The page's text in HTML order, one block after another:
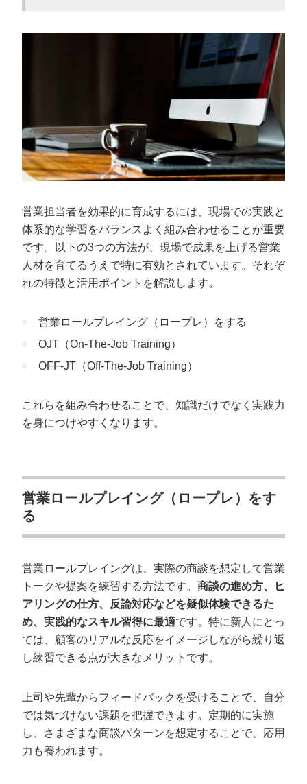
営業担当者を効果的に育成するには、現場での実践と
体系的な学習をバランスよく組み合わせることが重要
です。以下の3つの方法が、現場で成果を上げる営業
人材を育てるうえで特に有効とされています。それぞ
れの特徴と活用ポイントを解説します。
営業ロールプレイング（ロープレ）をする
OJT（On-The-Job Training）
OFF-JT（Off-The-Job Training）
これらを組み合わせることで、知識だけでなく実践力
を身につけやすくなります。
営業ロールプレイング（ロープレ）をす
る
営業ロールプレイングは、実際の商談を想定して営業
トークや提案を練習する方法です。 商談の進め方、ヒ
アリングの仕方、反論対応などを疑似体験できるた
め、実践的なスキル習得に最適です。特に新人にとっ
ては、顧客のリアルな反応をイメージしながら繰り返
し練習できる点が大きなメリットです。
上司や先輩からフィードバックを受けることで、自分
では気づけない課題を把握できます。定期的に実施
し、さまざまな商談パターンを想定することで、応用
力も養われます。